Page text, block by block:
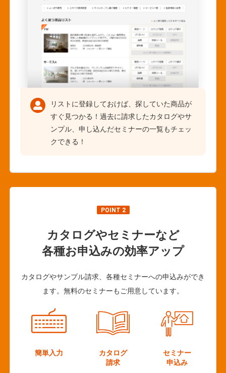
リストに登録しておけば、探していた商品が
すぐ見つかる！過去に請求したカタログやサ
ンプル、申し込んだセミナーの一覧もチェッ
クできる！
POINT 2
カタログやセミナーなど
各種お申込みの効率アップ
カタログやサンプル請求、各種セミナーへの申込みができ
ます。無料のセミナーもご用意しています。
簡単入力
カタログ
請求
セミナー
申込み